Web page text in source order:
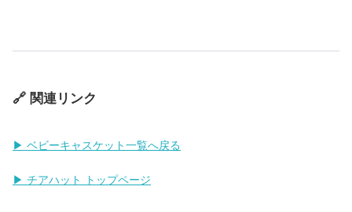
🔗 関連リンク
▶ ベビーキャスケット一覧へ戻る
▶ チアハット トップページ